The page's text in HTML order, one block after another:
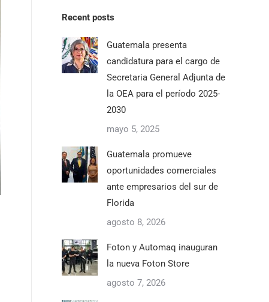
Recent posts
Guatemala presenta
candidatura para el cargo de
Secretaria General Adjunta de
la OEA para el período 2025-
2030
mayo 5, 2025
Guatemala promueve
oportunidades comerciales
ante empresarios del sur de
Florida
agosto 8, 2026
Foton y Automaq inauguran
la nueva Foton Store
agosto 7, 2026